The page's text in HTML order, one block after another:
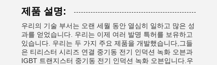
제품 설명:
우리의 기술 부서는 오랜 세월 동안 열심히 일하고 많은 성
과를 얻었습니다. 우리는 이제 여러 발명 특허를 보유하고
있습니다. 우리는 두 가지 주요 제품을 개발했습니다,그들
은 티리스터 시리즈 연결 중기동 전기 인덕션 녹화 오븐과
IGBT 트랜지스터 중기동 전기 인덕션 녹화 오븐입니다.우